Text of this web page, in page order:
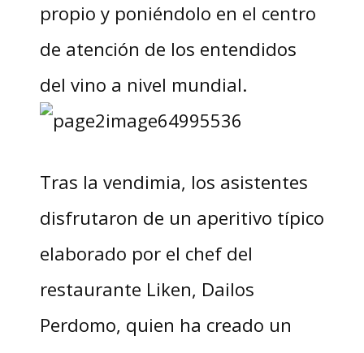
propio y poniéndolo en el centro
de atención de los entendidos
del vino a nivel mundial.
Tras la vendimia, los asistentes
disfrutaron de un aperitivo típico
elaborado por el chef del
restaurante Liken, Dailos
Perdomo, quien ha creado un